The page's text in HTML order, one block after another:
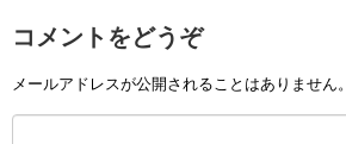
コメントをどうぞ
メールアドレスが公開されることはありません。